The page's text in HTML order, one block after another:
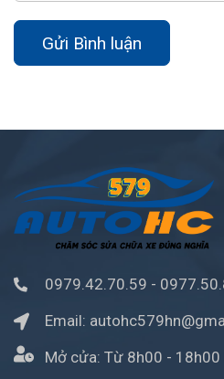
Gửi Bình luận
0979.42.70.59 -
Email:
Mở cửa: Từ 8h00 - 18h00